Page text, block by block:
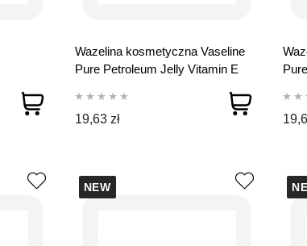
Wazelina kosmetyczna Vaseline
Pure Petroleum Jelly Vitamin E
19,63 zł
NEW